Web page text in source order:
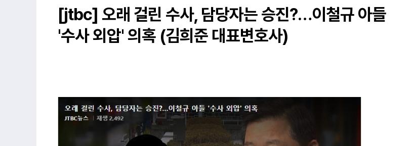
[jtbc] 오래 걸린 수사, 담당자는 승진?…이철규 아들
'수사 외압' 의혹 (김희준 대표변호사)